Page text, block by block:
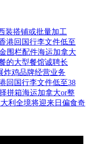
装搭铺或批量加工
港回国行李文件低至
围栏配件海运加拿大
的大型餐馆诚聘长
炸鸡品牌经营业务
回国行李文件低至38
拼箱海运加拿大or整
利全境将迎来日偏食奇